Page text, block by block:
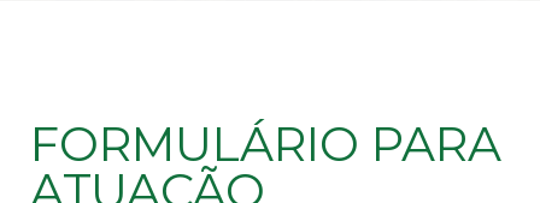
FORMULÁRIO PARA
ATUAÇÃO